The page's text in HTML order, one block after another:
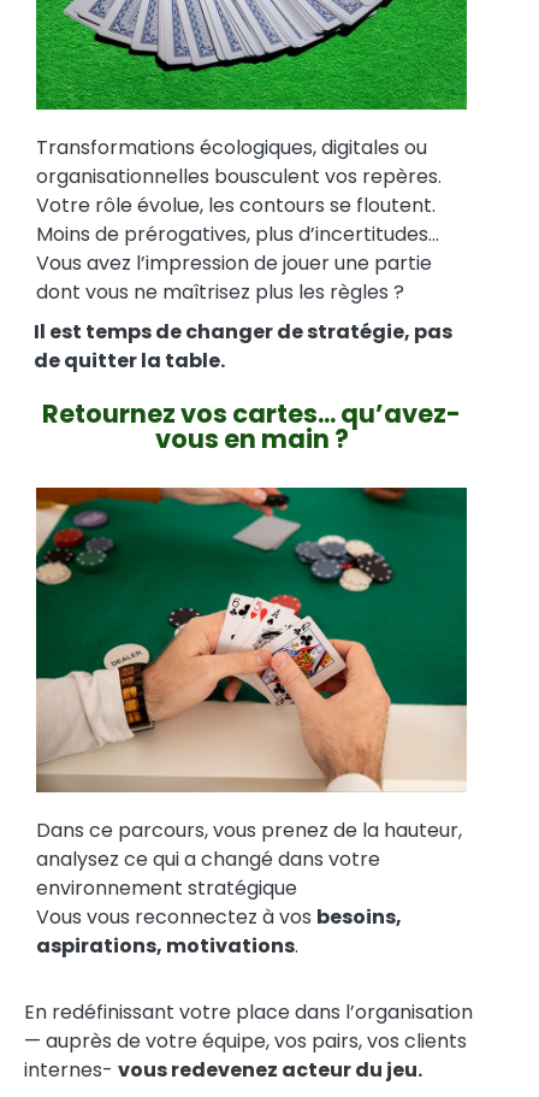
Transformations écologiques, digitales ou
organisationnelles bousculent vos repères.
Votre rôle évolue, les contours se floutent.
Moins de prérogatives, plus d’incertitudes…
Vous avez l’impression de jouer une partie
dont vous ne maîtrisez plus les règles ?
Il est temps de changer de stratégie, pas
de quitter la table.
Retournez vos cartes... qu’avez-
vous en main ?
Dans ce parcours, vous prenez de la hauteur,
analysez ce qui a changé dans votre
environnement stratégique
Vous vous reconnectez à vos besoins,
aspirations, motivations.
En redéfinissant votre place dans l’organisation
— auprès de votre équipe, vos pairs, vos clients
internes- vous redevenez acteur du jeu.